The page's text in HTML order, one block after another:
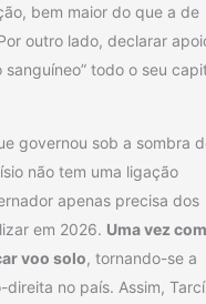
bem maior do que a de
outro lado, declarar
todo o seu
governou sob a sombra
não tem uma ligação
apenas precisa dos
em 2026. Uma vez
voo solo, tornando-se a
no país. Assim,